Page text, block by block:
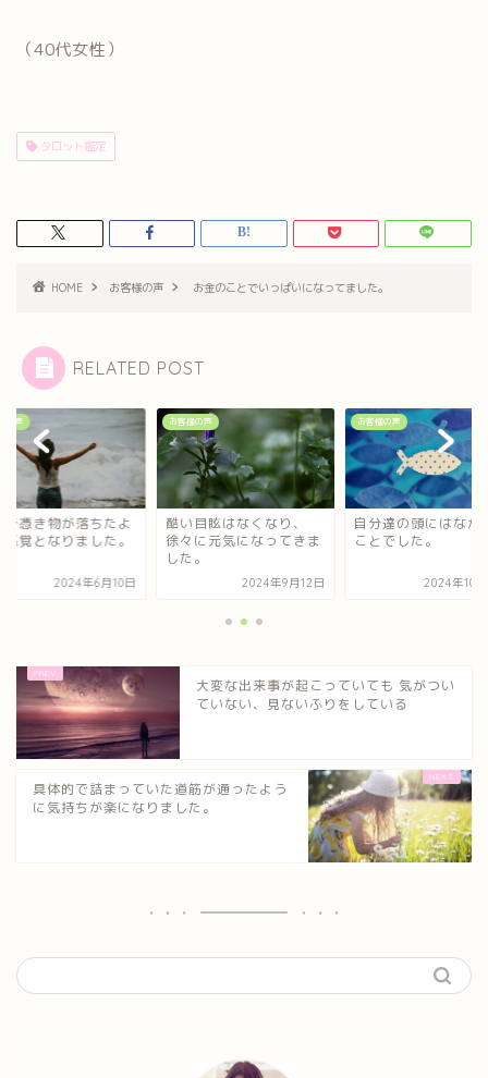
（40代女性）
タロット鑑定
HOME お客様の声 お金のことでいっぱいになってました。
RELATED POST
の声
で憑き物が落ちたよ
覚となりました。
2024年6月10日
お客様の声
酷い目眩はなくなり、
徐々に元気になってきま
した。
2024年9月12日
お客様の声
自分達の頭にはなか
ことでした。
2024年10
大変な出来事が起こっていても 気がつい
ていない、見ないふりをしている
具体的で詰まっていた道筋が通ったよう
に気持ちが楽になりました。